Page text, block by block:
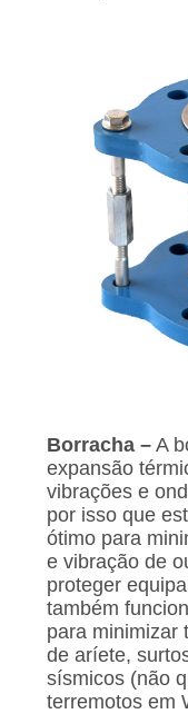
Borracha –A
expansão
vibrações e
por isso que
ótimo para
e vibração de
proteger
também
para minimizar
de aríete,
sísmicos (não
terremotos em